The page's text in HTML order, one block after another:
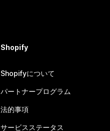
Shopify
Shopifyについて
パートナープログラム
法的事項
サービスステータス